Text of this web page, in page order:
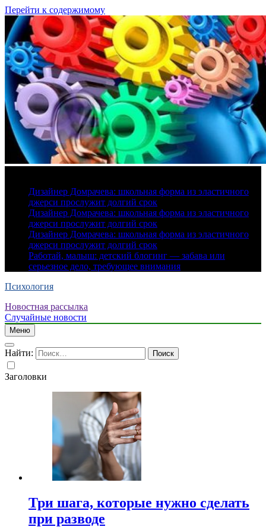
Перейти к содержимому
Дизайнер Домрачева: школьная форма из эластичного
джерси прослужит долгий срок
Дизайнер Домрачева: школьная форма из эластичного
джерси прослужит долгий срок
Дизайнер Домрачева: школьная форма из эластичного
джерси прослужит долгий срок
Работай, малыш: детский блогинг — забава или
серьезное дело, требующее внимания
Психология
Новостная рассылка
Случайные новости
Меню
Найти:
Заголовки
Три шага, которые нужно сделать
при разводе